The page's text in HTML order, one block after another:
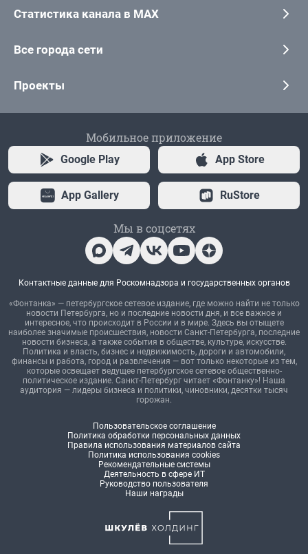
Статистика канала в MAX
Все города сети
Проекты
Мобильное приложение
Google Play App Store
App Gallery RuStore
Мы в соцсетях
Контактные данные для Роскомнадзора и государственных органов
«Фонтанка» — петербургское сетевое издание, где можно найти не только
новости Петербурга, но и последние новости дня, и все важное и
интересное, что происходит в России и в мире. Здесь вы отыщете
наиболее значимые происшествия, новости Санкт-Петербурга, последние
новости бизнеса, а также события в обществе, культуре, искусстве.
Политика и власть, бизнес и недвижимость, дороги и автомобили,
финансы и работа, город и развлечения — вот только некоторые из тем,
которые освещает ведущее петербургское сетевое общественно-
политическое издание. Санкт-Петербург читает «Фонтанку»! Наша
аудитория — лидеры бизнеса и политики, чиновники, десятки тысяч
горожан.
Пользовательское соглашение
Политика обработки персональных данных
Правила использования материалов сайта
Политика использования cookies
Рекомендательные системы
Деятельность в сфере ИТ
Руководство пользователя
Наши награды